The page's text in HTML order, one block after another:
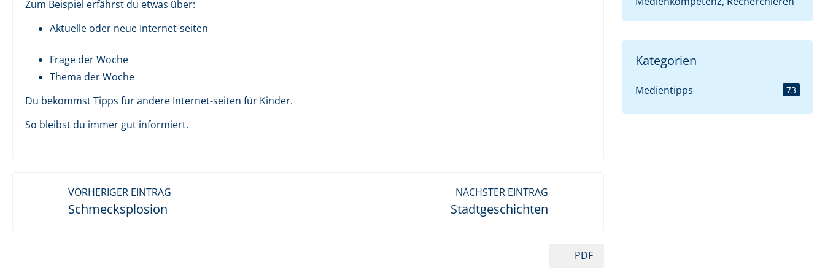
Zum Beispiel erfährst du etwas über:
Aktuelle oder neue Internet-seiten
Frage der Woche
Thema der Woche
Du bekommst Tipps für andere Internet-seiten für Kinder.
So bleibst du immer gut informiert.
VORHERIGER EINTRAG
Schmecksplosion
NÄCHSTER EINTRAG
Stadtgeschichten
PDF
Kategorien
Medientipps 73